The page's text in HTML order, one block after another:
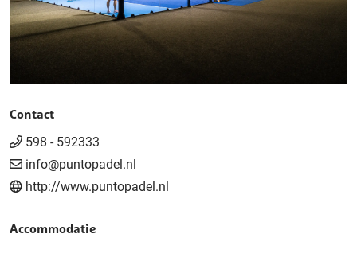
Contact
598 - 592333
info@puntopadel.nl
http://www.puntopadel.nl
Accommodatie